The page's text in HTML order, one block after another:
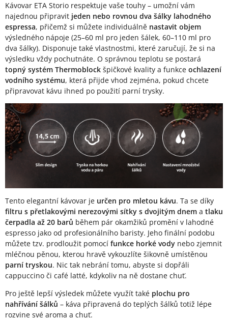
Kávovar ETA Storio respektuje vaše touhy – umožní vám
najednou připravit jeden nebo rovnou dva šálky lahodného
espressa, přičemž si můžete individuálně nastavit objem
výsledného nápoje (25–60 ml pro jeden šálek, 60–110 ml pro
dva šálky). Disponuje také vlastnostmi, které zaručují, že si na
výsledku vždy pochutnáte. O správnou teplotu se postará
topný systém Thermoblock špičkové kvality a funkce ochlazení
vodního systému, která přijde vhod zejména, pokud chcete
připravovat kávu ihned po použití parní trysky.
Tento elegantní kávovar je určen pro mletou kávu. Ta se díky
filtru s přetlakovými nerezovými sítky s dvojitým dnem a tlaku
čerpadla až 20 barů během pár okamžiků promění v lahodné
espresso jako od profesionálního baristy. Jeho finální podobu
můžete tzv. prodloužit pomocí funkce horké vody nebo zjemnit
mléčnou pěnou, kterou hravě vykouzlíte šikovně umístěnou
parní tryskou. Nic tak nebrání tomu, abyste si dopřáli
cappuccino či café latté, kdykoliv na ně dostane chuť.
Pro ještě lepší výsledek můžete využít také plochu pro
nahřívání šálků – káva připravená do teplých šálků totiž lépe
rozvine své aroma a chuť.